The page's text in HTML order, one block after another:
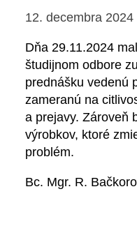
12. decembra 2024
Dňa 29.11.2024
študijnom odbore
prednášku vedenú
zameranú na
a prejavy. Zároveň
výrobkov, ktoré
problém.
Bc. Mgr. R.